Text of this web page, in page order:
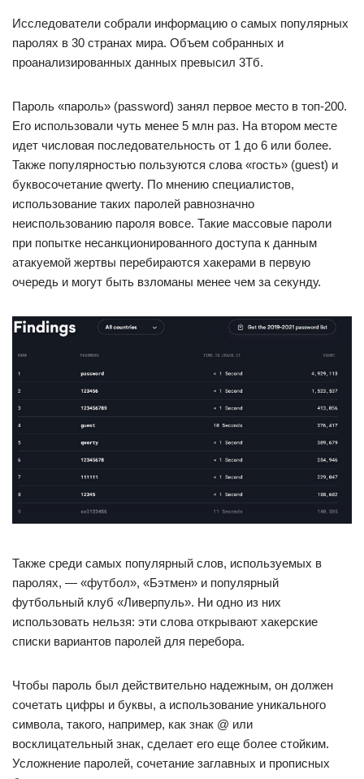
Исследователи собрали информацию о самых популярных
паролях в 30 странах мира. Объем собранных и
проанализированных данных превысил 3Тб.
Пароль «пароль» (password) занял первое место в топ-200.
Его использовали чуть менее 5 млн раз. На втором месте
идет числовая последовательность от 1 до 6 или более.
Также популярностью пользуются слова «гость» (guest) и
буквосочетание qwerty. По мнению специалистов,
использование таких паролей равнозначно
неиспользованию пароля вовсе. Такие массовые пароли
при попытке несанкционированного доступа к данным
атакуемой жертвы перебираются хакерами в первую
очередь и могут быть взломаны менее чем за секунду.
Также среди самых популярный слов, используемых в
паролях, — «футбол», «Бэтмен» и популярный
футбольный клуб «Ливерпуль». Ни одно из них
использовать нельзя: эти слова открывают хакерские
списки вариантов паролей для перебора.
Чтобы пароль был действительно надежным, он должен
сочетать цифры и буквы, а использование уникального
символа, такого, например, как знак @ или
восклицательный знак, сделает его еще более стойким.
Усложнение паролей, сочетание заглавных и прописных